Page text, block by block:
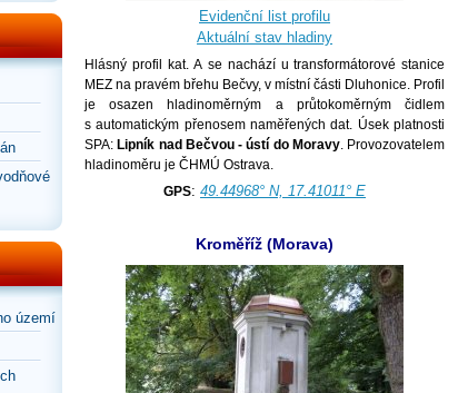
území
Evidenční list profilu
Aktuální stav hladiny
Hlásný profil kat. A se nachází u transformátorové stanice
MEZ na pravém břehu Bečvy, v místní části Dluhonice. Profil
je osazen hladinoměrným a průtokoměrným čidlem
s automatickým přenosem naměřených dat. Úsek platnosti
SPA:Lipník nad Bečvou - ústí do Moravy. Provozovatelem
hladinoměru je ČHMÚ Ostrava.
GPS: 49.44968° N, 17.41011° E
Kroměříž (Morava)